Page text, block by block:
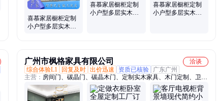
喜慕家居橱柜定制
小户型多层实木地
喜慕家居橱柜定制
小户型多层实木地
喜慕家居橱柜定制
小户型多层实木地
广州市枫格家具有限公司
洽谈
综合体验L1
回复及时 出价迅速 资质已核验
广东广州
主营： 房间门、碳晶门、碳晶木门、定制实木家具、木门定制、卫浴
厕所门、卧室门定制、卧室套装门、衣柜定制、橱柜定制、厨柜定
制、全屋定制、房间碳晶门、蜂窝铝阳台柜、洗手盆柜、木饰面墻